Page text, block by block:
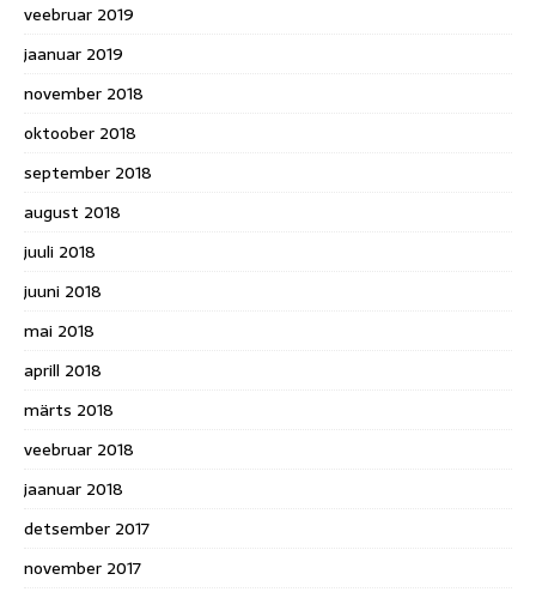
veebruar 2019
jaanuar 2019
november 2018
oktoober 2018
september 2018
august 2018
juuli 2018
juuni 2018
mai 2018
aprill 2018
märts 2018
veebruar 2018
jaanuar 2018
detsember 2017
november 2017